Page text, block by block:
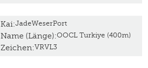
Kai:JadeWeserPort
Name (Länge):OOCL Turkiye (400m)
Zeichen:VRVL3